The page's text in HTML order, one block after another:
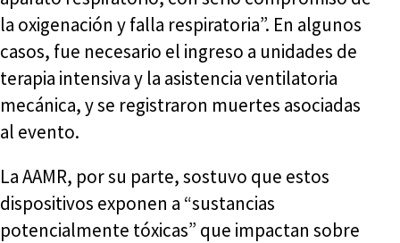
la oxigenación y falla respiratoria”. En algunos
casos, fue necesario el ingreso a unidades de
terapia intensiva y la asistencia ventilatoria
mecánica, y se registraron muertes asociadas
al evento.
La AAMR, por su parte, sostuvo que estos
dispositivos exponen a “sustancias
potencialmente tóxicas” que impactan sobre